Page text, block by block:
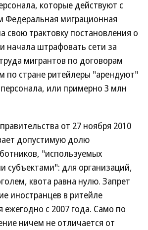
которые действуют с
Федеральная миграционная
свою трактовку постановления о
начала штрафовать сети за
мигрантов по договорам
по стране ритейлеры "арендуют"
или примерно 3 млн
от 27 ноября 2010
допустимую долю
"используемых
субъектами": для организаций,
квота равна нулю. Запрет
иностранцев в ритейле
ежегодно с 2007 года. Само по
ничем не отличается от